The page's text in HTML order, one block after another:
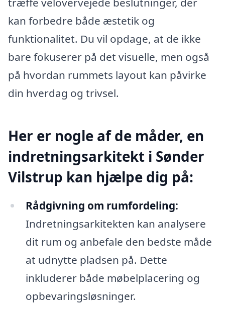
kan forbedre både æstetik og
funktionalitet. Du vil opdage, at de ikke
bare fokuserer på det visuelle, men også
på hvordan rummets layout kan påvirke
din hverdag og trivsel.
Her er nogle af de måder, en
indretningsarkitekt i Sønder
Vilstrup kan hjælpe dig på:
Rådgivning om rumfordeling:
Indretningsarkitekten kan analysere
dit rum og anbefale den bedste måde
at udnytte pladsen på. Dette
inkluderer både møbelplacering og
opbevaringsløsninger.